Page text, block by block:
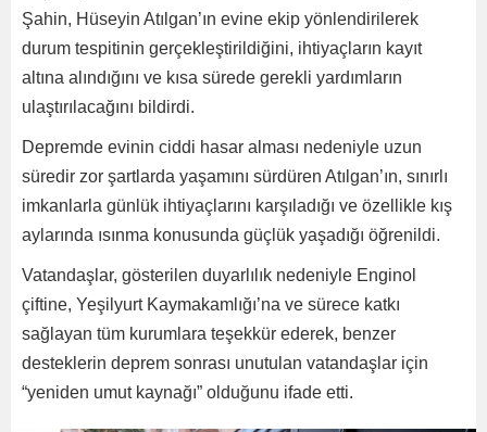
Şahin, Hüseyin Atılgan’ın evine ekip yönlendirilerek
durum tespitinin gerçekleştirildiğini, ihtiyaçların kayıt
altına alındığını ve kısa sürede gerekli yardımların
ulaştırılacağını bildirdi.
Depremde evinin ciddi hasar alması nedeniyle uzun
süredir zor şartlarda yaşamını sürdüren Atılgan’ın, sınırlı
imkanlarla günlük ihtiyaçlarını karşıladığı ve özellikle kış
aylarında ısınma konusunda güçlük yaşadığı öğrenildi.
Vatandaşlar, gösterilen duyarlılık nedeniyle Enginol
çiftine, Yeşilyurt Kaymakamlığı’na ve sürece katkı
sağlayan tüm kurumlara teşekkür ederek, benzer
desteklerin deprem sonrası unutulan vatandaşlar için
“yeniden umut kaynağı” olduğunu ifade etti.